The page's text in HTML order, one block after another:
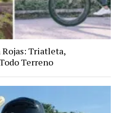
Triatleta,
Terreno